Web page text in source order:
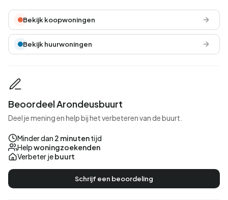
Bekijk koopwoningen
Bekijk huurwoningen
Beoordeel Arondeusbuurt
Deel je mening en help bij het verbeteren van de buurt.
Minder dan 2 minutentijd
Helpwoningzoekenden
Verbeter jebuurt
Schrijf een beoordeling